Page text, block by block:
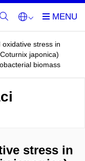
oxidative stress in
japonica)
biomass
stress in